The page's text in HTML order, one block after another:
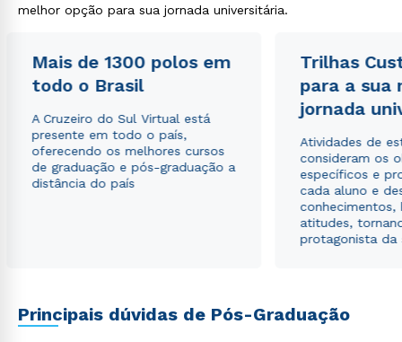
melhor opção para sua jornada universitária.
Mais de 1300 polos em
todo o Brasil
A Cruzeiro do Sul Virtual está
presente em todo o país,
oferecendo os melhores cursos
de graduação e pós-graduação a
distância do país
Trilhas
para a sua
jornada
Atividades de
consideram os
específicos e
cada aluno e
conhecimentos,
atitudes,
protagonista da
Principais dúvidas de Pós-Graduação
envio de conteúdos da Cruzeiro do Sul.